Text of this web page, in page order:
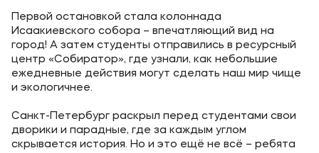
Высшее образование
Дополнительное профессиональное образование
Медиа
Объявления
Новости
Первой остановкой стала колоннада
Исаакиевского собора – впечатляющий вид на
город! А затем студенты отправились в ресурсный
центр «Собиратор», где узнали, как небольшие
ежедневные действия могут сделать наш мир чище
и экологичнее.
Санкт-Петербург раскрыл перед студентами свои
дворики и парадные, где за каждым углом
скрывается история. Но и это ещё не всё – ребята